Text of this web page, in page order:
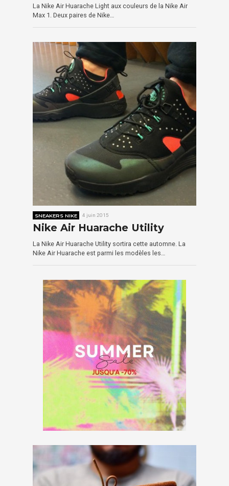
La Nike Air Huarache Light aux couleurs de la Nike Air
Max 1. Deux paires de Nike…
SNEAKERS NIKE 4 juin 2015
Nike Air Huarache Utility
La Nike Air Huarache Utility sortira cette automne. La
Nike Air Huarache est parmi les modèles les…